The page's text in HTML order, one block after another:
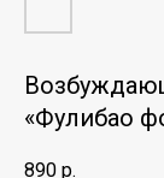
«Фулибао
890 р.